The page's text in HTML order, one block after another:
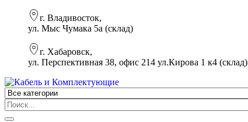
г. Владивосток,
ул. Мыс Чумака 5а (склад)
г. Хабаровск,
ул. Перспективная 38, офис 214 ул.Кирова 1 к4 (склад)